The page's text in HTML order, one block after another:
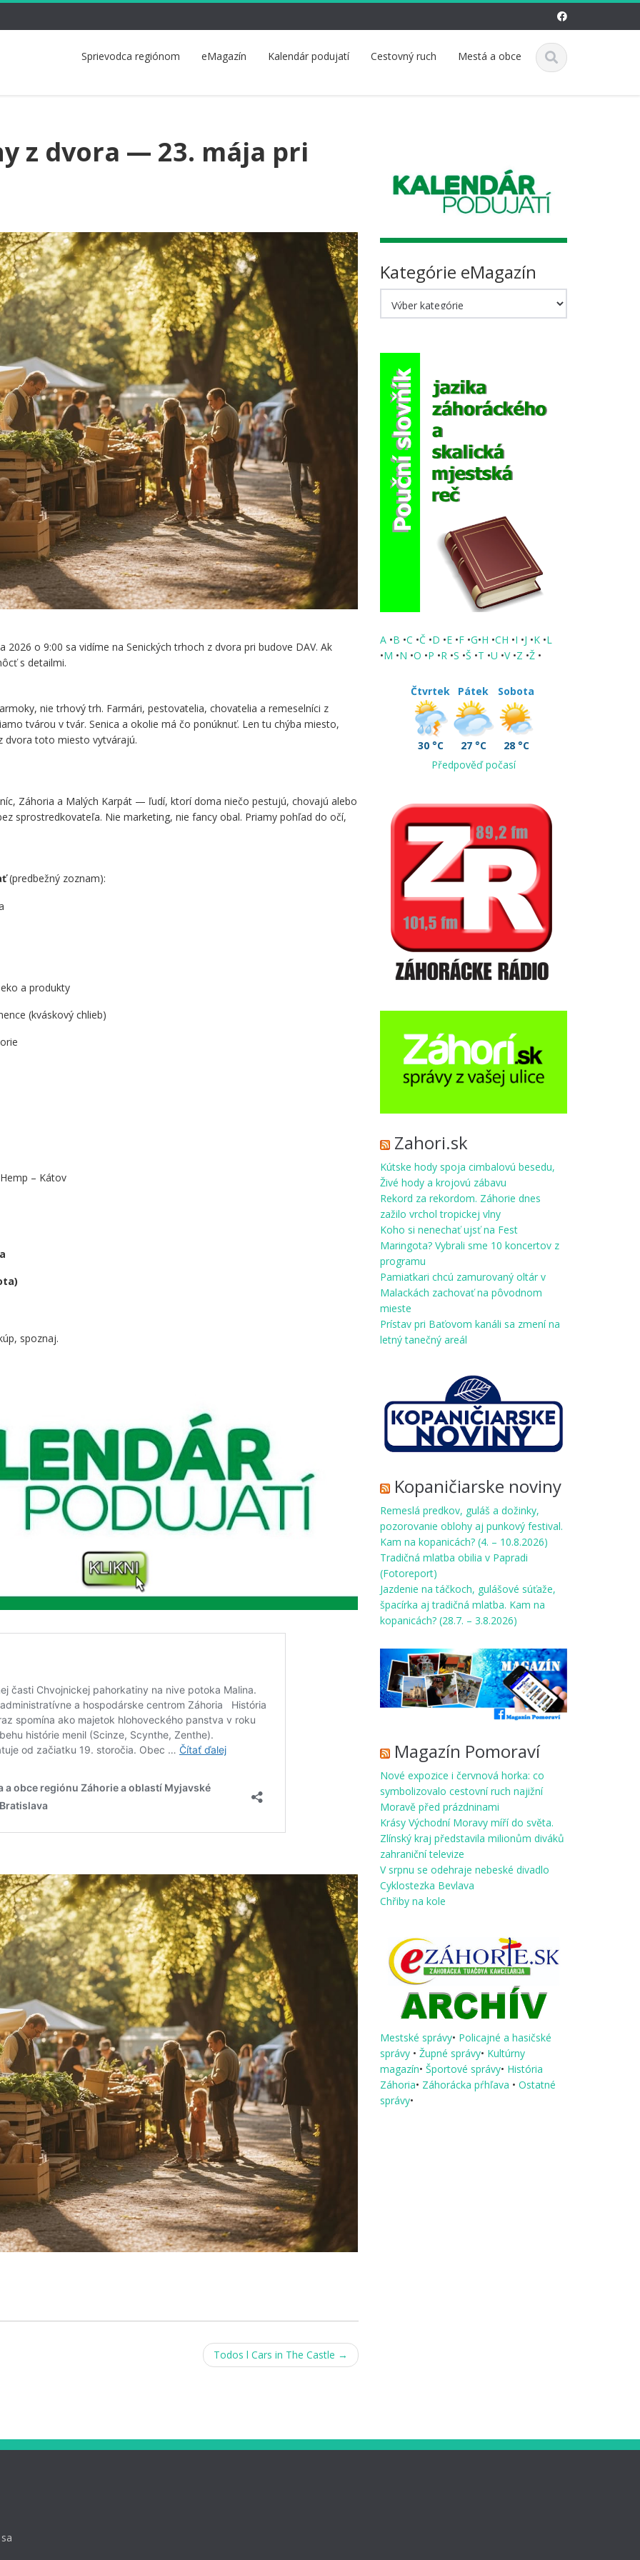
Sprievodca regiónom eMagazín Kalendár podujatí Cestovný ruch Mestá a obce
z dvora — 23. mája pri
o 9:00 sa vidíme na Senických trhoch z dvora pri budove DAV. Ak
s detailmi.
nie trhový trh. Farmári, pestovatelia, chovatelia a remeselníci z
tvárou v tvár. Senica a okolie má čo ponúknuť. Len tu chýba miesto,
dvora toto miesto vytvárajú.
Záhoria a Malých Karpát — ľudí, ktorí doma niečo pestujú, chovajú alebo
sprostredkovateľa. Nie marketing, nie fancy obal. Priamy pohľad do očí,
(predbežný zoznam):
a produkty
(kváskový chlieb)
– Kátov
spoznaj.
Todos l Cars in The Castle →
Kategórie eMagazín
eMagazín
A •B •C •Č •D •E •F •G•H •CH •I •J •K •L
•M •N •O •P •R •S •Š •T •U •V •Z •Ž •
Čtvrtek
30 °C
Pátek
27 °C
Sobota
28 °C
Předpověď počasí
Zahori.sk
Kútske hody spoja cimbalovú besedu,
Živé hody a krojovú zábavu
Rekord za rekordom. Záhorie dnes
zažilo vrchol tropickej vlny
Koho si nenechať ujsť na Fest
Maringota? Vybrali sme 10 koncertov z
programu
Pamiatkari chcú zamurovaný oltár v
Malackách zachovať na pôvodnom
mieste
Prístav pri Baťovom kanáli sa zmení na
letný tanečný areál
Kopaničiarske noviny
Remeslá predkov, guláš a dožinky,
pozorovanie oblohy aj punkový festival.
Kam na kopanicách? (4. – 10.8.2026)
Tradičná mlatba obilia v Papradi
(Fotoreport)
Jazdenie na táčkoch, gulášové súťaže,
špacírka aj tradičná mlatba. Kam na
kopanicách? (28.7. – 3.8.2026)
Magazín Pomoraví
Nové expozice i červnová horka: co
symbolizovalo cestovní ruch najižní
Moravě před prázdninami
Krásy Východní Moravy míří do světa.
Zlínský kraj představila milionům diváků
zahraniční televize
V srpnu se odehraje nebeské divadlo
Cyklostezka Bevlava
Chřiby na kole
Mestské správy• Policajné a hasičské
správy • Župné správy• Kultúrny
magazín• Športové správy• História
Záhoria• Záhorácka pŕhľava • Ostatné
správy•